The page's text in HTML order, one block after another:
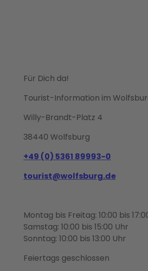
Für Dich da!
Tourist-Information im
Willy-Brandt-Platz 4
38440 Wolfsburg
+49 (0) 5361 89993-0
tourist@wolfsburg.de
Montag bis Freitag: 10:00 bis
Samstag: 10:00 bis 15:00 Uhr
Sonntag: 10:00 bis 13:00 Uhr
Feiertags geschlossen